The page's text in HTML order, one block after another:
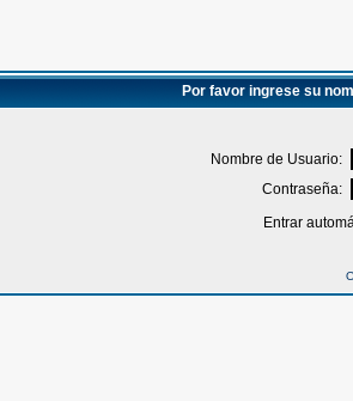
Por favor ingrese su
Nombre de Usuario:
Contraseña:
Entrar